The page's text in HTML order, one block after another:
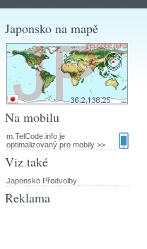
Japonsko na mapě
Na mobilu
m.TelCode.info je
optimalizovaný pro mobily >>
Viz také
Japonsko Předvolby
Reklama